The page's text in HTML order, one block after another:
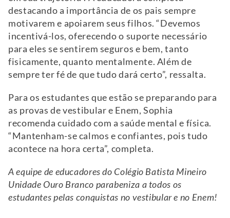
destacando a importância de os pais sempre
motivarem e apoiarem seus filhos. “Devemos
incentivá-los, oferecendo o suporte necessário
para eles se sentirem seguros e bem, tanto
fisicamente, quanto mentalmente. Além de
sempre ter fé de que tudo dará certo”, ressalta.
Para os estudantes que estão se preparando para
as provas de vestibular e Enem, Sophia
recomenda cuidado com a saúde mental e física.
“Mantenham-se calmos e confiantes, pois tudo
acontece na hora certa”, completa.
A equipe de educadores do Colégio Batista Mineiro
Unidade Ouro Branco parabeniza a todos os
estudantes pelas conquistas no vestibular e no Enem!